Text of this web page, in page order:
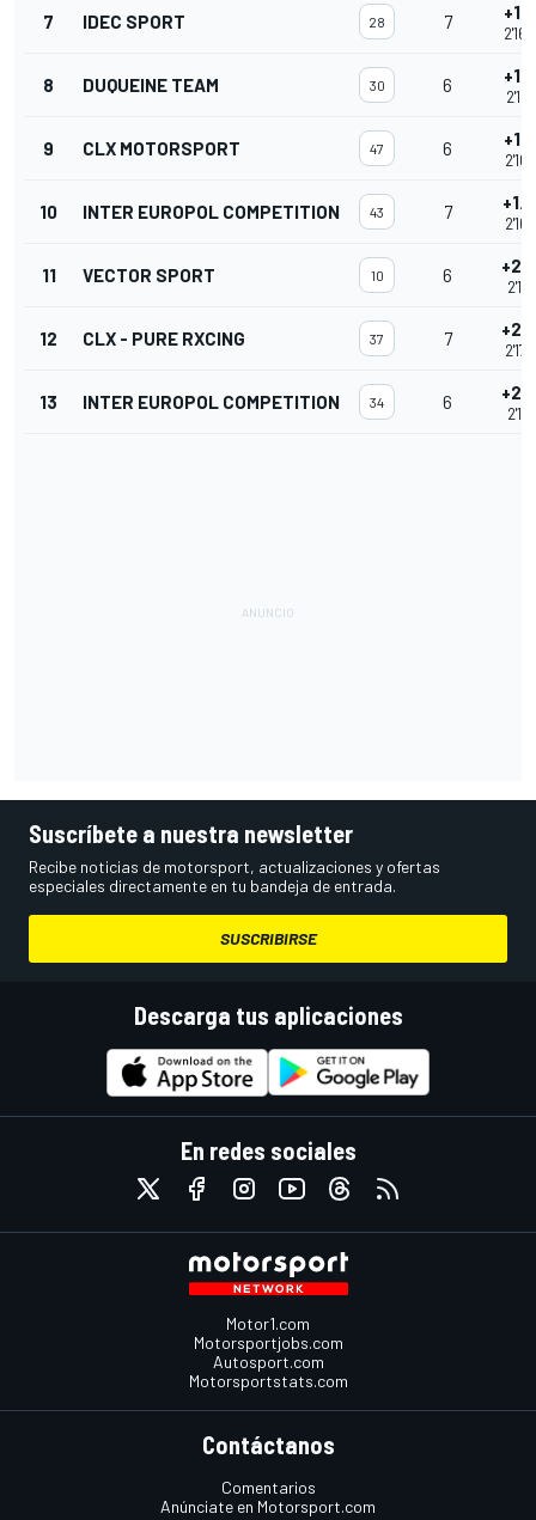
7 IDEC SPORT 28 7
8 DUQUEINE TEAM 30 6
9 CLX MOTORSPORT 47 6
10 INTER EUROPOL COMPETITION 43 7
11 VECTOR SPORT 10 6
12 CLX - PURE RXCING 37 7
13 INTER EUROPOL COMPETITION 34 6
Suscríbete a nuestra newsletter
Recibe noticias de motorsport, actualizaciones y ofertas
especiales directamente en tu bandeja de entrada.
SUSCRIBIRSE
Descarga tus aplicaciones
En redes sociales
Motor1.com
Motorsportjobs.com
Autosport.com
Motorsportstats.com
Contáctanos
Comentarios
Anúnciate en Motorsport.com